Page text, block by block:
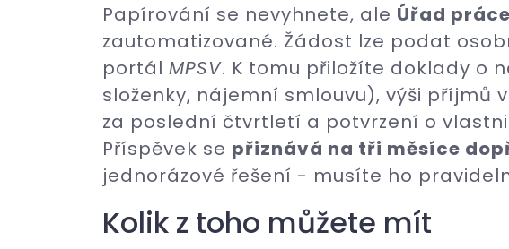
Papírování se nevyhnete, ale Úřad práce
zautomatizované. Žádost lze podat
portál MPSV. K tomu přiložíte doklady o
složenky, nájemní smlouvu), výši příjmů
za poslední čtvrtletí a potvrzení o
Příspěvek se přiznává na tři měsíce
jednorázové řešení - musíte ho
Kolik z toho můžete mít